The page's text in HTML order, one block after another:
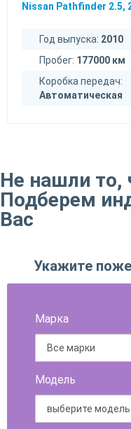
Nissan Pathfinder 2.5,
Год выпуска: 2010
Пробег: 177000 км
Коробка передач:
Автоматическая
Не нашли то,
Подберем
Вас
Укажите
Марка
Модель